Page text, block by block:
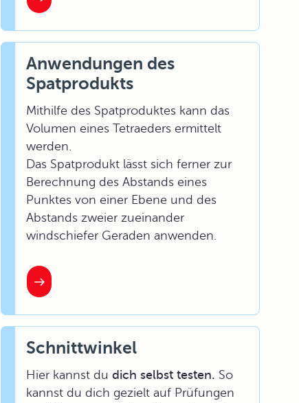
Anwendungen des
Spatprodukts
Mithilfe des Spatproduktes kann das
Volumen eines Tetraeders ermittelt
werden.
Das Spatprodukt lässt sich ferner zur
Berechnung des Abstands eines
Punktes von einer Ebene und des
Abstands zweier zueinander
windschiefer Geraden anwenden.
Schnittwinkel
Hier kannst dudich selbst testen. So
kannst du dich gezielt auf Prüfungen